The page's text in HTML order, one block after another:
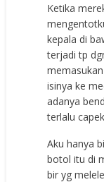
Ketika
kepala di
terjadi tp
isinya ke
adanya
terlalu
Aku hanya
botol itu di
bir yg